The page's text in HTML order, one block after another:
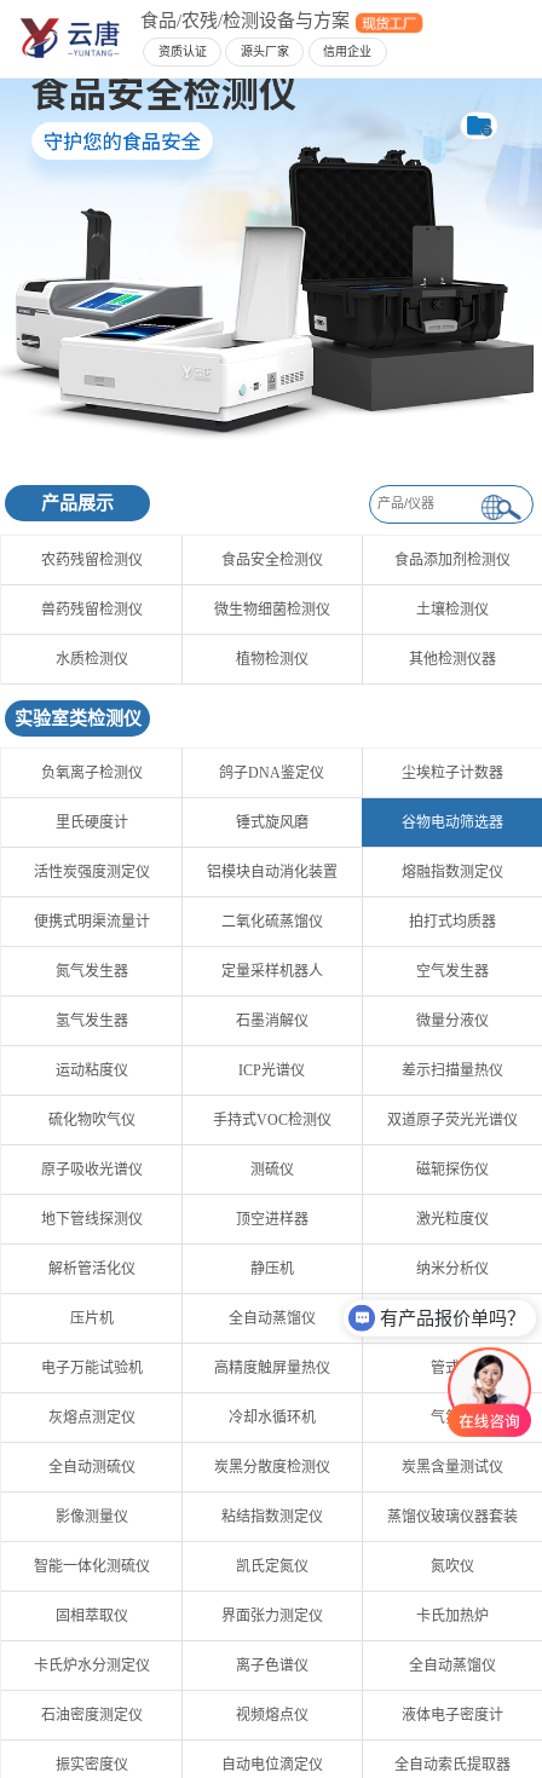
食品/农残/检测设备与方案
资质认证 源头厂家 信用企业
产品展示
农药残留检测仪 食品安全检测仪 食品添加剂检测仪
兽药残留检测仪 微生物细菌检测仪 土壤检测仪
水质检测仪 植物检测仪 其他检测仪器
实验室类检测仪
负氧离子检测仪 鸽子DNA鉴定仪 尘埃粒子计数器
里氏硬度计 锤式旋风磨 谷物电动筛选器
活性炭强度测定仪 铝模块自动消化装置 熔融指数测定仪
便携式明渠流量计 二氧化硫蒸馏仪 拍打式均质器
氮气发生器 定量采样机器人 空气发生器
氢气发生器 石墨消解仪 微量分液仪
运动粘度仪 ICP光谱仪 差示扫描量热仪
硫化物吹气仪 手持式VOC检测仪 双道原子荧光光谱仪
原子吸收光谱仪 测硫仪 磁轭探伤仪
地下管线探测仪 顶空进样器 激光粒度仪
解析管活化仪 静压机 纳米分析仪
压片机 全自动蒸馏仪 自动电位滴定仪
电子万能试验机 高精度触屏量热仪 管式炉
灰熔点测定仪 冷却水循环机 气氛炉
全自动测硫仪 炭黑分散度检测仪 炭黑含量测试仪
影像测量仪 粘结指数测定仪 蒸馏仪玻璃仪器套装
智能一体化测硫仪 凯氏定氮仪 氮吹仪
固相萃取仪 界面张力测定仪 卡氏加热炉
卡氏炉水分测定仪 离子色谱仪 全自动蒸馏仪
石油密度测定仪 视频熔点仪 液体电子密度计
振实密度仪 自动电位滴定仪 全自动索氏提取器
有产品报价单吗？